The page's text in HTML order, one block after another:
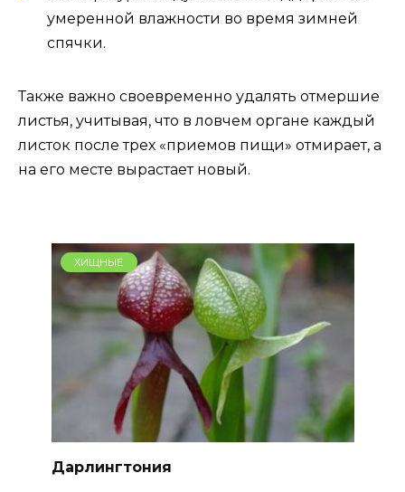
умеренной влажности во время зимней
спячки.
Также важно своевременно удалять отмершие
листья, учитывая, что в ловчем органе каждый
листок после трех «приемов пищи» отмирает, а
на его месте вырастает новый.
ХИЩНЫЕ
Дарлингтония